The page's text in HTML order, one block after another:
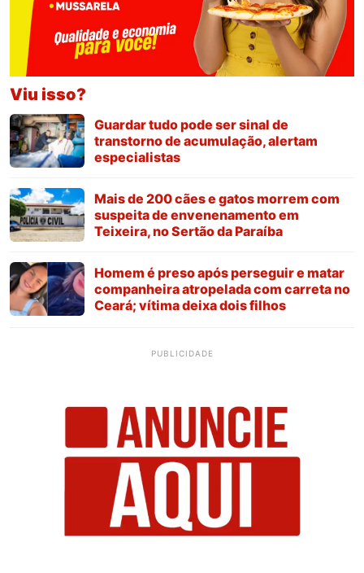
Viu isso?
Guardar tudo pode ser sinal de
transtorno de acumulação, alertam
especialistas
Mais de 200 cães e gatos morrem com
suspeita de envenenamento em
Teixeira, no Sertão da Paraíba
Homem é preso após perseguir e matar
companheira atropelada com carreta no
Ceará; vítima deixa dois filhos
PUBLICIDADE